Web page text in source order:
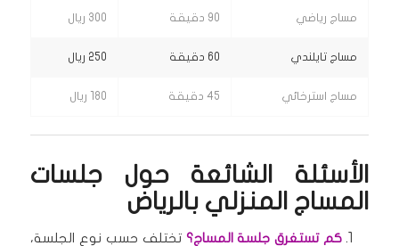
مساج رياضي 90 دقيقة 300 ريال
مساج تايلندي 60 دقيقة 250 ريال
مساج استرخائي 45 دقيقة 180 ريال
الأسئلة الشائعة حول جلسات
المساج المنزلي بالرياض
كم تستغرق جلسة المساج؟ تختلف حسب نوع الجلسة،